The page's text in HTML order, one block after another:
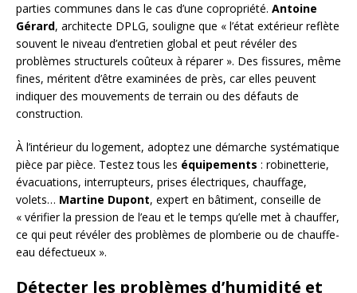
parties communes dans le cas d’une copropriété. Antoine
Gérard, architecte DPLG, souligne que « l’état extérieur reflète
souvent le niveau d’entretien global et peut révéler des
problèmes structurels coûteux à réparer ». Des fissures, même
fines, méritent d’être examinées de près, car elles peuvent
indiquer des mouvements de terrain ou des défauts de
construction.
À l’intérieur du logement, adoptez une démarche systématique
pièce par pièce. Testez tous les équipements : robinetterie,
évacuations, interrupteurs, prises électriques, chauffage,
volets… Martine Dupont, expert en bâtiment, conseille de
« vérifier la pression de l’eau et le temps qu’elle met à chauffer,
ce qui peut révéler des problèmes de plomberie ou de chauffe-
eau défectueux ».
Détecter les problèmes d’humidité et